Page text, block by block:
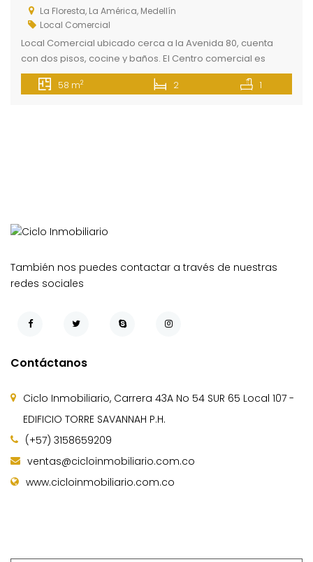
La Floresta, La América, Medellín
Local Comercial
Local Comercial ubicado cerca a la Avenida 80, cuenta
con dos pisos, cocine y baños. El Centro comercial es
cerrado con áreas comunes iluminadas con fácil acceso a
transporte público
58 m2 2 1
También nos puedes contactar a través de nuestras
redes sociales
Contáctanos
Ciclo Inmobiliario, Carrera 43A No 54 SUR 65 Local 107 -
EDIFICIO TORRE SAVANNAH P.H.
(+57) 3158659209
ventas@cicloinmobiliario.com.co
www.cicloinmobiliario.com.co